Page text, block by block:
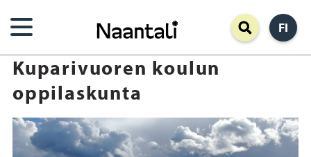
pääsisältöön
FI
Kuparivuoren koulun
oppilaskunta